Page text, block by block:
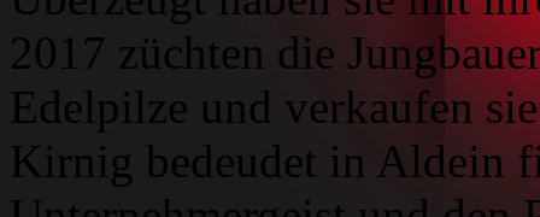
2017 züchten die
Edelpilze und verkaufen
Kirnig bedeudet in Aldein